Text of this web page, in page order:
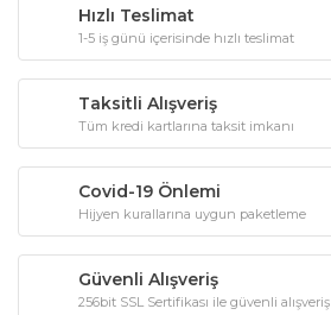
Hızlı Teslimat
1-5 iş günü içerisinde hızlı teslimat
Taksitli Alışveriş
Tüm kredi kartlarına taksit imkanı
Covid-19 Önlemi
Hijyen kurallarına uygun paketleme
Güvenli Alışveriş
256bit SSL Sertifikası ile güvenli alışveriş